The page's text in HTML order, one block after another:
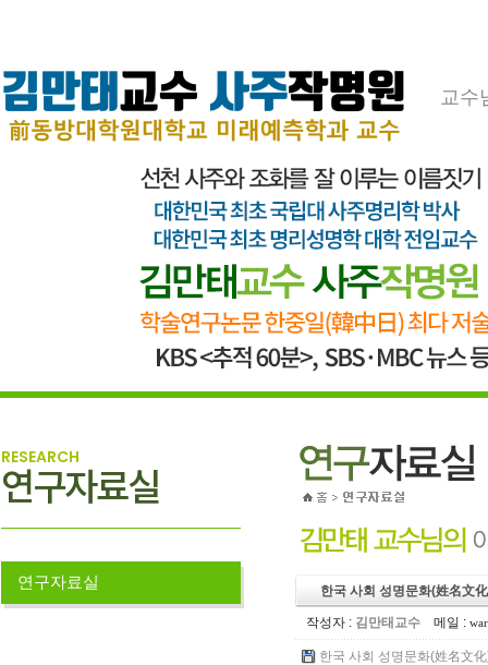
교수
RESEARCH
연구자료실
연구자료실 한국 사회 성명문화(姓名文
작성자 : 김만태교수 메일 :
한국 사회 성명문화(姓名文